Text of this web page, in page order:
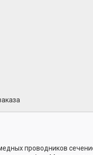
проводников